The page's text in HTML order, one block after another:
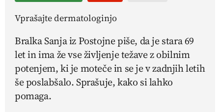
Vprašajte dermatologinjo
Bralka Sanja iz Postojne piše, da je stara 69
let in ima že vse življenje težave z obilnim
potenjem, ki je moteče in se je v zadnjih letih
še poslabšalo. Sprašuje, kako si lahko
pomaga.